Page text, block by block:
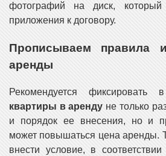
фотографий на диск, который
приложения к договору.
Прописываем правила
аренды
Рекомендуется фиксировать
квартиры в аренду не только
и порядок ее внесения, но и
может повышаться цена аренды.
внести условие, в